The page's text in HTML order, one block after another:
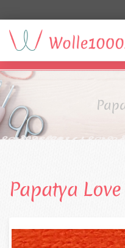
Papatya Love